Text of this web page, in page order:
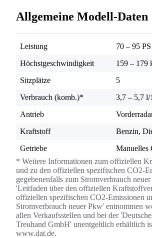
Allgemeine Modell-Daten
Leistung 70 – 95 PS
Höchstgeschwindigkeit
159 – 179
Sitzplätze
5
Verbrauch (komb.)*
3,7 – 5,7 l/
Antrieb
Kraftstoff
Benzin,
Getriebe
Manuelles
* Weitere Informationen zum offiziellen
und zu den offiziellen spezifischen CO2-
gegebenenfalls zum Stromverbrauch
'Leitfaden über den offiziellen
offiziellen spezifischen CO2-Emissionen
Stromverbrauch neuer Pkw' entnommen
allen Verkaufsstellen und bei der
Treuhand GmbH' unentgeltlich erhältlich
www.dat.de.